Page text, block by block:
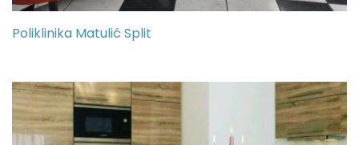
Poliklinika Matulić Split